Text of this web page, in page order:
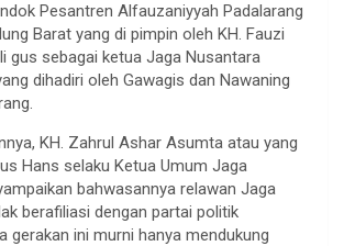
Pesantren Alfauzaniyyah Padalarang
Barat yang di pimpin oleh KH. Fauzi
gus sebagai ketua Jaga Nusantara
dihadiri oleh Gawagis dan Nawaning
KH. Zahrul Ashar Asumta atau yang
Hans selaku Ketua Umum Jaga
bahwasannya relawan Jaga
berafiliasi dengan partai politik
gerakan ini murni hanya mendukung